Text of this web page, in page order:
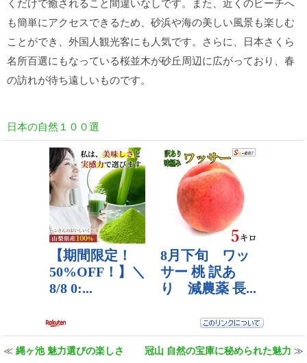
も簡単にアクセスできるため、砂浜や海の美しい風景も楽しむ
ことができ、外国人観光客にも人気です。さらに、日本さくら
名所百選にもなっている桜並木が砂丘周辺に広がっており、春
の訪れが待ち遠しいものです。
日本の自然１００選
≪ 縄ヶ池 魅力選びの楽しさ 冠山 自然の宝庫に秘められた魅力 ≫